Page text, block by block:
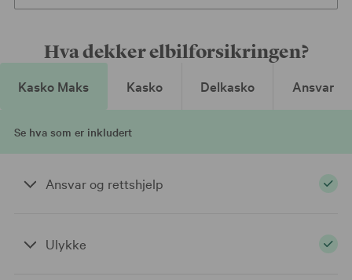
Hva dekker elbilforsikringen?
Kasko Maks Kasko Delkasko Ansvar
Se hva som er inkludert
Ansvar og rettshjelp
bil eller personskade - i henhold til bilansvarsloven.
Ulykke